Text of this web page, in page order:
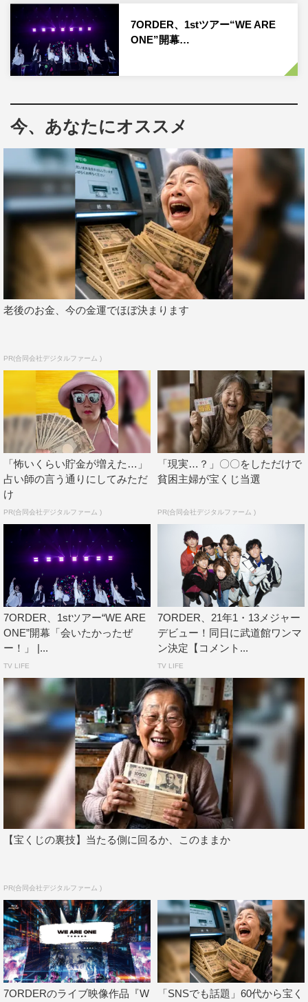
妻怜央（Key）というバンドセットの7人が勇ましく浮か
び上がった。
記念すべき初ワンマンライブのオープニングナンバーは、
アルバムのリードトラック「LIFE」だ。その歌声と演奏を
くる。
次の「タイムトラベラー」へなだれ込むと、安井が「いく
ぞ武道館!!」、阿部が「会いたかったぜー！」と叫んで、
彼らボーカル2人はステージ両翼のせり出しへ駆け出して
いく。また、スクリーンに表示されるカウンターが、
7ORDERの始動した日付「2019/05/22」に始まり、この
日の日付「2021/01/13」で終わるという、曲名にちなんだ
粋な演出も。
安井は「武道館の皆さん、WE ARE ONEへようこそ！
次の曲は皆さんと一緒に作っていきたいと思います。今日
陽気なロックチューン「BOW!!」に乗せてそれを実演すれ
ば、場内の一体感がぐっと高まる。声を出せない観客の代
わりに、メンバーたちから「見えてるよー！」「うま
い！」と積極的に煽ることで心の距離を詰めていく姿が印
象的だった。
冒頭のバンドパートを終え、メンバー紹介を兼ねたソロダ
ンスを披露した後はダンスパートにシフト。アグレッシブ
なEDMチューン「Perfect」を全員ヘッドセットマイクで
パフォーマンスする。また、長妻が天真爛漫に「皆さん元
気ですかー!?」と呼びかけ、彼の歌い出しから始まったの
は「Sabaoflower」。軽やかにジャンプしながら7人が歌
うアリーナ上空には、シャボン玉が舞っていた。続く
「Rest of my life」ではアコースティックサウンドに乗せ
て、イスを使ったしなやかな踊りや柔らかいハーモニーを
披露するなど、チルアウトな楽曲でも観る者を魅了した。
MCタイムで一息ついた7人は、ファンに改めて1stアルバ
ムのリリースを報告し、祝福の大拍手を浴びる。この日を
待ち望んでいたのはメンバーも同じで、安井、長妻、阿部
はライブに向けて肉を1人640gも食べて体作りに励んだと
いう。また、萩谷、真田、諸星は、萩谷がメインパーソナ
リティを務めているレギュラーラジオ「7ORDERの
NACK7」に出演した際のエピソードで盛り上がった。
着替えを済ませて「Monday morning」から後半がスター
ト。しっとりとしたこの曲から一転、不穏なビートからグ
「Make it true」で繰り広げたキレ抜群のフォーメーション
ダンス、「&Y」での妖艶なセクシーさ、歌のないアクテ
ィングパートでのアクロバットは、舞台で培った彼ら個々
の表現力やパフォーマーとしてのポテンシャルが遺憾なく
発揮されていた。「&Y」で諸星のサックスソロが生で堪
能できたのもライブならではだっただろう。
7ORDER、1stツアー“WE ARE
ONE”開幕…
今、あなたにオススメ
老後のお金、今の金運でほぼ決まります
PR(合同会社デジタルファーム )
「怖いくらい貯金が増えた…」
占い師の言う通りにしてみただ
け
PR(合同会社デジタルファーム )
「現実…？」〇〇をしただけで
貧困主婦が宝くじ当選
PR(合同会社デジタルファーム )
7ORDER、1stツアー“WE ARE
ONE”開幕「会いたかったぜ
ー！」 |...
TV LIFE
7ORDER、21年1・13メジャー
デビュー！同日に武道館ワンマ
ン決定【コメント...
TV LIFE
【宝くじの裏技】当たる側に回るか、このままか
PR(合同会社デジタルファーム )
7ORDERのライブ映像作品『W
「SNSでも話題」60代から宝く